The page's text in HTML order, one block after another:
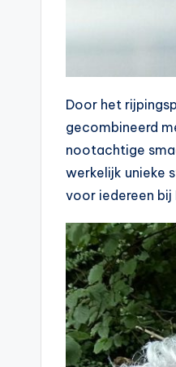
Door het
gecombineerd
nootachtige
werkelijk unieke
voor iedereen